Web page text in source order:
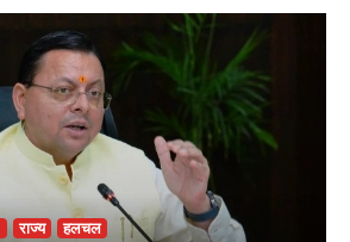
राज्य हलचल